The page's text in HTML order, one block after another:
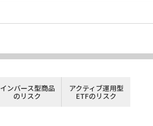
インバース型商品
のリスク
アクティブ運用型
ETFのリスク